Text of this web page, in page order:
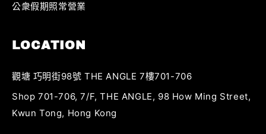
公衆假期照常營業
LOCATION
觀塘 巧明街98號 THE ANGLE 7樓701-706
Shop 701-706, 7/F, THE ANGLE, 98 How Ming Street,
Kwun Tong, Hong Kong